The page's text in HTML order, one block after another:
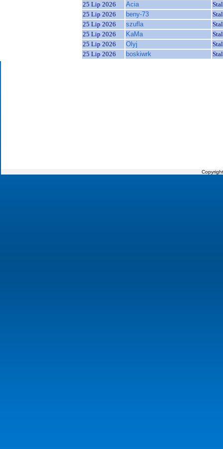
25 Lip 2026
Acia
25 Lip 2026
beny-73
25 Lip 2026
szufla
25 Lip 2026
KaMa
25 Lip 2026
Olyj
25 Lip 2026
boskiwrk